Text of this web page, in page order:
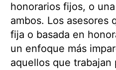
honorarios fijos, o
ambos. Los asesores
fija o basada en
un enfoque más
aquellos que trabajan